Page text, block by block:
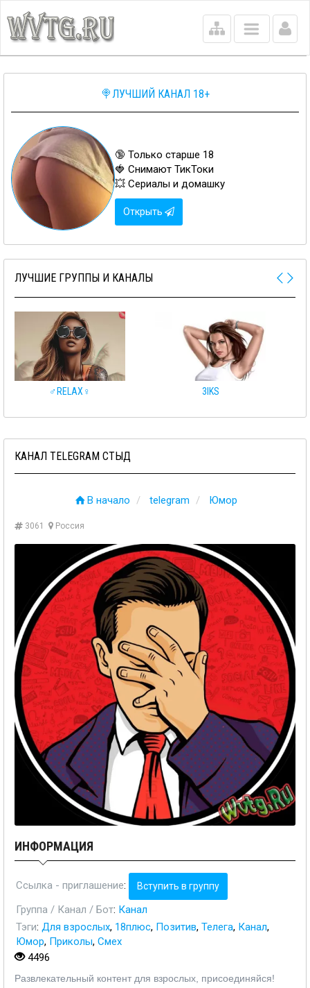
Main
menu
🍭ЛУЧШИЙ КАНАЛ 18+
🔞 Только старше 18
🍓 Снимают ТикТоки
💥 Сериалы и домашку
Открыть
ЛУЧШИЕ ГРУППЫ И КАНАЛЫ
♂️RELAX♀️ 3IKS
КАНАЛ TELEGRAM СТЫД
В начало telegram Юмор
3061 Россия
ИНФОРМАЦИЯ
Ссылка - приглашение: Вступить в группу
Группа / Канал / Бот: Канал
Тэги: Для взрослых, 18плюс, Позитив, Телега, Канал,
Юмор, Приколы, Смех
4496
Развлекательный контент для взрослых, присоединяйся!